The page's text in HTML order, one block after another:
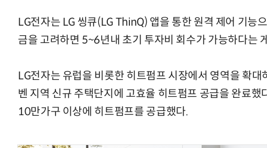
LG전자는 LG 씽큐(LG ThinQ) 앱을 통한 원격 제어 기능
금을 고려하면 5~6년내 초기 투자비 회수가 가능하다는
LG전자는 유럽을 비롯한 히트펌프 시장에서 영역을 확
벤 지역 신규 주택단지에 고효율 히트펌프 공급을 완료
10만가구 이상에 히트펌프를 공급했다.